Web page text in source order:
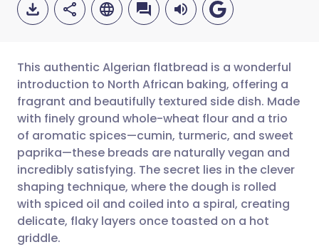
שתף דרך אימייל
שתף דרך פייסבוק
שתף דרך לינקדאין
שתף דרך X
🇬🇧 English 🇩🇪 Deutsch
🇪🇸 Español 🇫🇷 Français
🇮🇹 Italiano 🇵🇹
🇮🇳 हिन्दी 🇮🇱 עברית
This authentic Algerian flatbread is a wonderful
introduction to North African baking, offering a
fragrant and beautifully textured side dish. Made
with finely ground whole-wheat flour and a trio
of aromatic spices—cumin, turmeric, and sweet
paprika—these breads are naturally vegan and
incredibly satisfying. The secret lies in the clever
shaping technique, where the dough is rolled
with spiced oil and coiled into a spiral, creating
delicate, flaky layers once toasted on a hot
griddle.